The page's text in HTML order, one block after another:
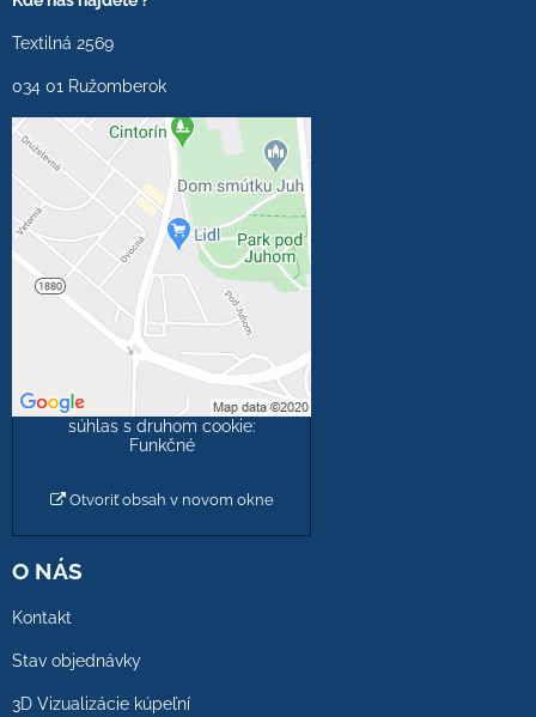
Textilná 2569
034 01 Ružomberok
Externý obsah je
blokovaný Voľbami
súkromia
Prajete si načítať externý
obsah?
Povoliť tentokrát
Povoliť a zapamätať -
súhlas s druhom cookie:
Funkčné
Otvoriť obsah v novom okne
O NÁS
Kontakt
Stav objednávky
3D Vizualizácie kúpeľní